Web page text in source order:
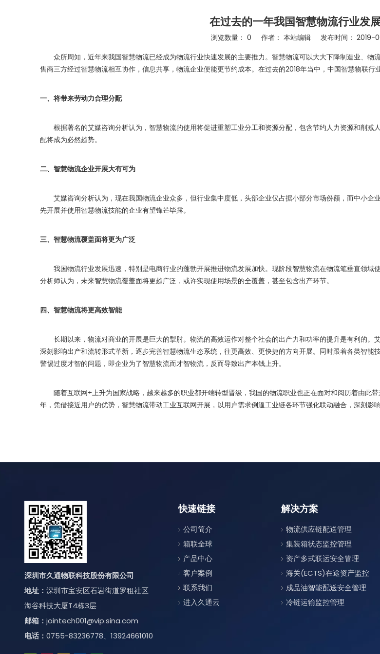
在过去的一年我国智慧物流行业发
浏览数量： 0 作者： 本站编辑 发布时间：
["wechat","weibo","qzone","douban","email"]
众所周知，近年来我国智慧物流已经成为物流行业快速发展的主要推力。智慧物流可以大大下降制造业、物
售商三方经过智慧物流相互协作，信息共享，物流企业便能更节约成本。在过去的2018年当中，中国智慧物联行
一、将带来劳动力合理分配
根据著名的艾媒咨询分析认为，智慧物流的使用将促进重塑工业分工和资源分配，包含节约人力资源和削减
配将成为必然趋势。
二、智慧物流企业开展大有可为
艾媒咨询分析认为，现在我国物流企业众多，但行业集中度低，头部企业仅占据小部分市场份额，而中小企
先开展并使用智慧物流技能的企业有望锋芒毕露。
三、智慧物流覆盖面将更为广泛
我国物流行业发展迅速，特别是电商行业的蓬勃开展推进物流发展加快。现阶段智慧物流在物流笔垂直领域
分析师认为，未来智慧物流覆盖面将更趋广泛，或许实现使用场景的全覆盖，甚至包含出产环节。
四、智慧物流将更高效智能
长期以来，物流对商业的开展是巨大的掣肘。物流的高效运作对整个社会的出产力和功率的提升是有利的。
深刻影响出产和流转形式革新，逐步完善智慧物流生态系统，往更高效、更快捷的方向开展。同时跟着各类智
警惕过度才智的问题，即企业为了智慧物流而才智物流，反而导致出产本钱上升。
随着互联网+上升为国家战略，越来越多的职业都开端转型晋级，我国的物流职业也正在面对和阅历着由此
年，凭借接近用户的优势，智慧物流带动工业互联网开展，以用户需求倒逼工业链各环节强化联动融合，深刻影
深圳市久通物联科技股份有限公司
地址： 深圳市宝安区石岩街道罗租社区
海谷科技大厦T4栋3层
邮箱： jointech001@vip.sina.com
电话： 0755-83236778、13924661010
快速链接
公司简介
箱联全球
产品中心
客户案例
联系我们
进入久通云
解决方案
物流供应链配送管理
集装箱状态监控管理
资产多式联运安全管理
海关(ECTS)在途资产监控
成品油智能配送安全管理
冷链运输监控管理